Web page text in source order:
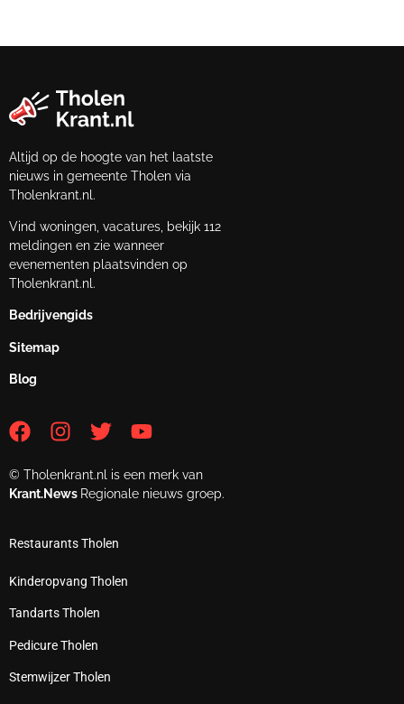
Altijd op de hoogte van het laatste
nieuws in gemeente Tholen via
Tholenkrant.nl.
Vind woningen, vacatures, bekijk 112
meldingen en zie wanneer
evenementen plaatsvinden op
Tholenkrant.nl.
Bedrijvengids
Sitemap
Blog
© Tholenkrant.nl is een merk van
Krant.News Regionale nieuws groep.
Restaurants Tholen
Kinderopvang Tholen
Tandarts Tholen
Pedicure Tholen
Stemwijzer Tholen